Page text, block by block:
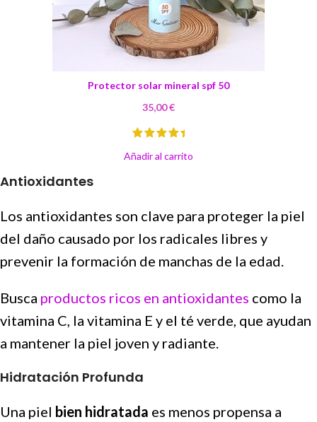
Protector solar mineral spf 50
35,00€
Añadir al carrito
Antioxidantes
Los antioxidantes son clave para proteger la piel
del daño causado por los radicales libres y
prevenir la formación de manchas de la edad.
Busca productos ricos en antioxidantes como la
vitamina C, la vitamina E y el té verde, que ayudan
a mantener la piel joven y radiante.
Hidratación Profunda
Una piel bien hidratada es menos propensa a